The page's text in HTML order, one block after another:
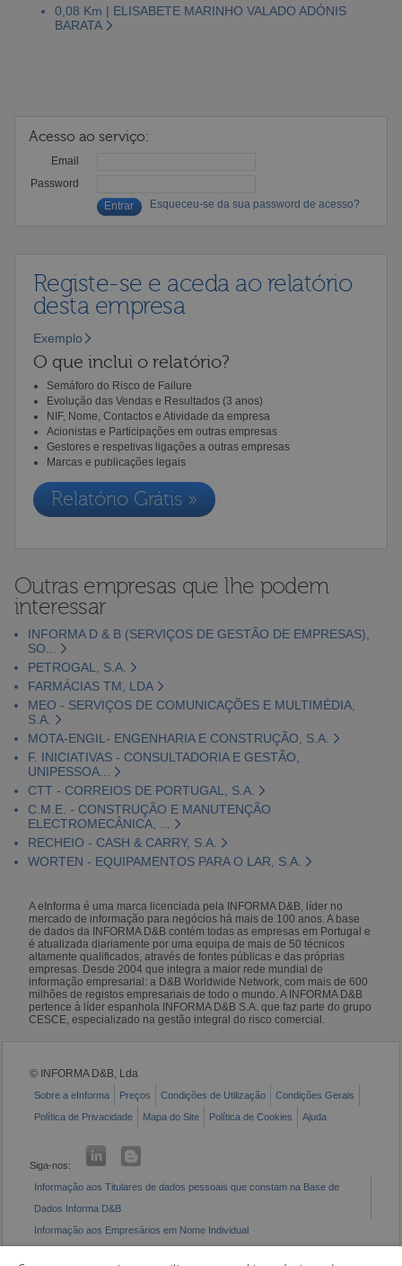
0,08 Km | ELISABETE MARINHO VALADO ADÓNIS
BARATA
Acesso ao serviço:
Email
Password
Esqueceu-se da sua password de acesso?
Registe-se e aceda ao relatório
desta empresa
Exemplo
O que inclui o relatório?
Semáforo do Risco de Failure
Evolução das Vendas e Resultados (3 anos)
NIF, Nome, Contactos e Atividade da empresa
Acionistas e Participações em outras empresas
Gestores e respetivas ligações a outras empresas
Marcas e publicações legais
Relatório Grátis »
Outras empresas que lhe podem
interessar
INFORMA D & B (SERVIÇOS DE GESTÃO DE EMPRESAS),
SO...
PETROGAL, S.A.
FARMÁCIAS TM, LDA
MEO - SERVIÇOS DE COMUNICAÇÕES E MULTIMÉDIA,
S.A.
MOTA-ENGIL- ENGENHARIA E CONSTRUÇÃO, S.A.
F. INICIATIVAS - CONSULTADORIA E GESTÃO,
UNIPESSOA...
CTT - CORREIOS DE PORTUGAL, S.A.
C.M.E. - CONSTRUÇÃO E MANUTENÇÃO
ELECTROMECÂNICA, ...
RECHEIO - CASH & CARRY, S.A.
WORTEN - EQUIPAMENTOS PARA O LAR, S.A.
A eInforma é uma marca licenciada pela INFORMA D&B, líder no
mercado de informação para negócios há mais de 100 anos. A base
de dados da INFORMA D&B contém todas as empresas em Portugal e
é atualizada diariamente por uma equipa de mais de 50 técnicos
altamente qualificados, através de fontes públicas e das próprias
empresas. Desde 2004 que integra a maior rede mundial de
informação empresarial: a D&B Worldwide Network, com mais de 600
milhões de registos empresariais de todo o mundo. A INFORMA D&B
pertence à líder espanhola INFORMA D&B S.A. que faz parte do grupo
CESCE, especializado na gestão integral do risco comercial.
© INFORMA D&B, Lda
Sobre a eInforma Preços Condições de Utilização
Condições Gerais
Política de Privacidade
Mapa do Site Política de Cookies Ajuda
Siga-nos:
Informação aos Titulares de dados pessoais que constam na Base de
Dados Informa D&B
Informação aos Empresários em Nome Individual